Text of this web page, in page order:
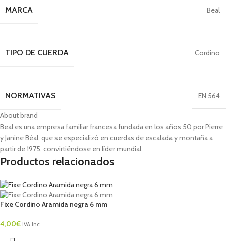
MARCA Beal
TIPO DE CUERDA Cordino
NORMATIVAS EN 564
About brand
Beal es una empresa familiar francesa fundada en los años 50 por Pierre
y Janine Béal, que se especializó en cuerdas de escalada y montaña a
partir de 1975, convirtiéndose en líder mundial.
Productos relacionados
Fixe Cordino Aramida negra 6 mm
4,00€ IVA Inc.